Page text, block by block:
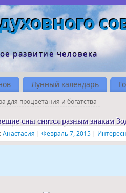
развитие человека
Лунный календарь
для процветания и богатства
сны снятся разным знакам
Анастасия | Февраль 7, 2015 |